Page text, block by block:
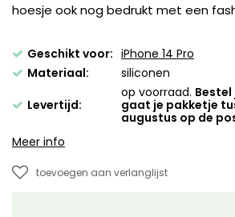
hoesje ook nog bedrukt met een
Geschikt voor: iPhone 14 Pro
Materiaal:
siliconen
Levertijd:
op voorraad.
gaat je pakketje
augustus op de
Meer info
toevoegen aan verlanglijst